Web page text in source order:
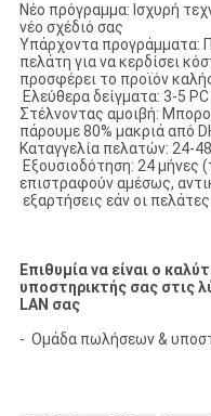
Νέο πρόγραμμα: Ισχυρή
νέο σχέδιό σας
Υπάρχοντα προγράμματα:
πελάτη για να κερδίσει
προσφέρει το προϊόν
Ελεύθερα δείγματα: 3-5
Στέλνοντας αμοιβή:
πάρουμε 80% μακριά από
Καταγγελία πελατών: 24-
Εξουσιοδότηση: 24 μήνες
επιστραφούν αμέσως,
εξαρτήσεις εάν οι
Επιθυμία να είναι ο
υποστηρικτής σας στις
LAN σας
- Ομάδα πωλήσεων &